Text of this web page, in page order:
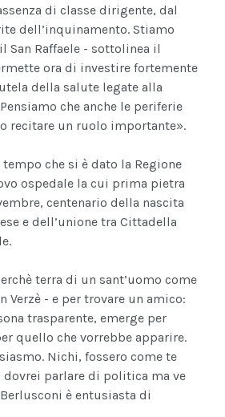
di classe dirigente, dal
dell’inquinamento. Stiamo
San Raffaele - sottolinea il
ora di investire fortemente
della salute legate alla
che anche le periferie
recitare un ruolo importante».
che si è dato la Regione
ospedale la cui prima pietra
centenario della nascita
e dell’unione tra Cittadella
terra di un sant’uomo come
Verzè - e per trovare un amico:
trasparente, emerge per
quello che vorrebbe apparire.
Nichi, fossero come te
parlare di politica ma ve
è entusiasta di